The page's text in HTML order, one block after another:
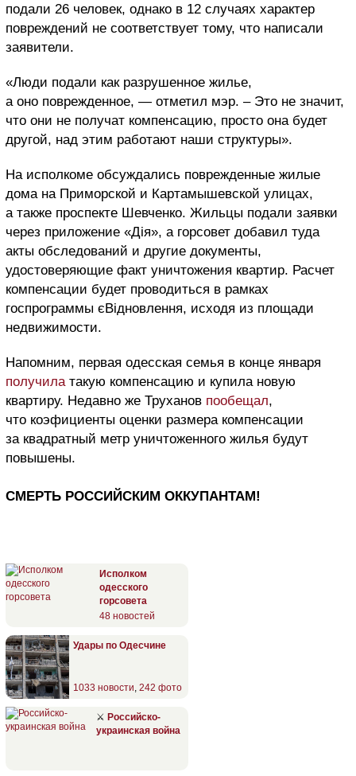
подали 26 человек, однако в 12 случаях характер
повреждений не соответствует тому, что написали
заявители.
«Люди подали как разрушенное жилье,
а оно поврежденное, — отметил мэр. – Это не значит,
что они не получат компенсацию, просто она будет
другой, над этим работают наши структуры».
На исполкоме обсуждались поврежденные жилые
дома на Приморской и Картамышевской улицах,
а также проспекте Шевченко. Жильцы подали заявки
через приложение «Дія», а горсовет добавил туда
акты обследований и другие документы,
удостоверяющие факт уничтожения квартир. Расчет
компенсации будет проводиться в рамках
госпрограммы єВідновлення, исходя из площади
недвижимости.
Напомним, первая одесская семья в конце января
получила такую компенсацию и купила новую
квартиру. Недавно же Труханов пообещал,
что коэфициенты оценки размера компенсации
за квадратный метр уничтоженного жилья будут
повышены.
СМЕРТЬ РОССИЙСКИМ ОККУПАНТАМ!
Исполком
одесского
горсовета
48 новостей
Удары по Одесчине
1033 новости 242 фото
⚔ Российско-
украинская война